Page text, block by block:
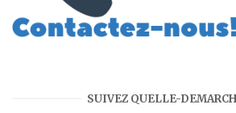
SUIVEZ QUELLE-